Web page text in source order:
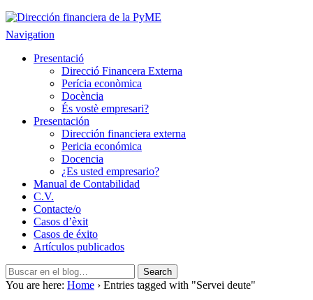
Dirección financiera de la PyME
Gestión empresarial eficiente. Dirección financiera externalizada.
Navigation
Presentació
Direcció Financera Externa
Perícia econòmica
Docència
És vostè empresari?
Presentación
Dirección financiera externa
Pericia económica
Docencia
¿Es usted empresario?
Manual de Contabilidad
C.V.
Contacte/o
Casos d’èxit
Casos de éxito
Artículos publicados
You are here: Home › Entries tagged with "Servei deute"